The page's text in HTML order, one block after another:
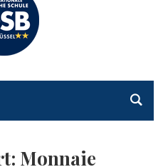
Monnaie